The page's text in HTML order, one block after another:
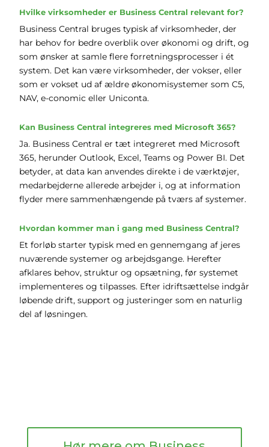
Hvilke virksomheder er Business Central relevant for?
Business Central bruges typisk af virksomheder, der
har behov for bedre overblik over økonomi og drift, og
som ønsker at samle flere forretningsprocesser i ét
system. Det kan være virksomheder, der vokser, eller
som er vokset ud af ældre økonomisystemer som C5,
NAV, e-conomic eller Uniconta.
Kan Business Central integreres med Microsoft 365?
Ja. Business Central er tæt integreret med Microsoft
365, herunder Outlook, Excel, Teams og Power BI. Det
betyder, at data kan anvendes direkte i de værktøjer,
medarbejderne allerede arbejder i, og at information
flyder mere sammenhængende på tværs af systemer.
Hvordan kommer man i gang med Business Central?
Et forløb starter typisk med en gennemgang af jeres
nuværende systemer og arbejdsgange. Herefter
afklares behov, struktur og opsætning, før systemet
implementeres og tilpasses. Efter idriftsættelse indgår
løbende drift, support og justeringer som en naturlig
del af løsningen.